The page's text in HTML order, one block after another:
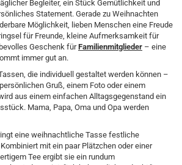
Begleiter, ein Stück Gemütlichkeit und
Statement. Gerade zu Weihnachten
Möglichkeit, lieben Menschen eine Freude
für Freunde, kleine Aufmerksamkeit für
Geschenk fürFamilienmitglieder – eine
immer gut an.
die individuell gestaltet werden können –
Gruß, einem Foto oder einem
aus einem einfachen Alltagsgegenstand ein
Mama, Papa, Oma und Opa werden
eine weihnachtliche Tasse festliche
mit ein paar Plätzchen oder einer
Tee ergibt sie ein rundum